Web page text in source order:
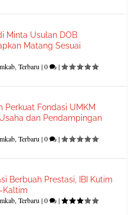
Minta Usulan DOB
Matang Sesuai
,Terbaru |0 |
Perkuat Fondasi UMKM
dan Pendampingan
,Terbaru |0 |
Berbuah Prestasi, IBI Kutim
Kaltim
,Terbaru |0 |